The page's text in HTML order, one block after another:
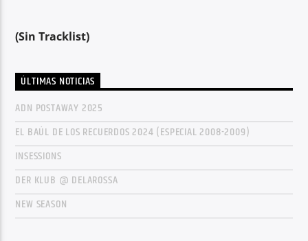
(Sin Tracklist)
ÚLTIMAS NOTICIAS
ADN POSTAWAY 2025
EL BAÚL DE LOS RECUERDOS 2024 (ESPECIAL 2008-2009)
INSESSIONS
DER KLUB @ DELAROSSA
NEW SEASON